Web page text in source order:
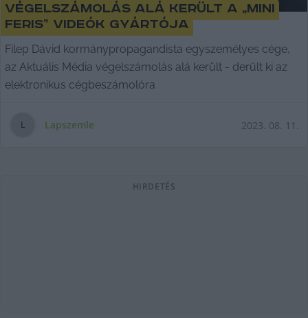
Végelszámolás alá került a „mini
feris” videók gyártója
Filep Dávid kormánypropagandista egyszemélyes cége,
az Aktuális Média végelszámolás alá került - derült ki az
elektronikus cégbeszámolóra
L Lapszemle 2023. 08. 11.
HIRDETÉS